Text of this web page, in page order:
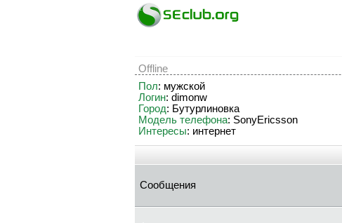
Offline
Пол: мужской
Логин: dimonw
Город: Бутурлиновка
Модель телефона: SonyEricsson
Интересы: интернет
Сообщения